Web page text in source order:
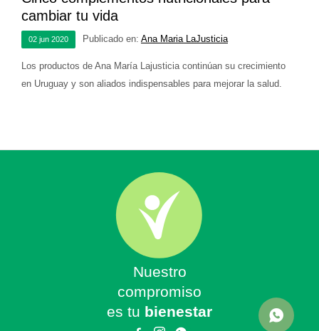
cambiar tu vida
02 jun 2020 Publicado en: Ana Maria LaJusticia
Los productos de Ana María Lajusticia continúan su crecimiento
en Uruguay y son aliados indispensables para mejorar la salud.
Nuestro
compromiso
es tu bienestar